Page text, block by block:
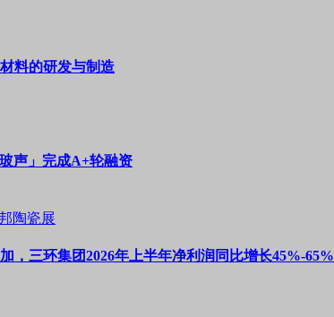
料的研发与制造
声」完成A+轮融资
陶瓷展
，三环集团2026年上半年净利润同比增长45%-65%